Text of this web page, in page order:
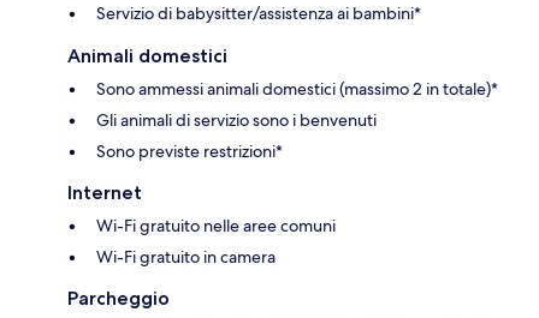
Servizio di babysitter/assistenza ai bambini*
Animali domestici
Sono ammessi animali domestici (massimo 2 in totale)*
Gli animali di servizio sono i benvenuti
Sono previste restrizioni*
Internet
Wi-Fi gratuito nelle aree comuni
Wi-Fi gratuito in camera
Parcheggio